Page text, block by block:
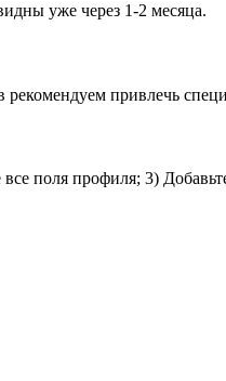
уже через 1-2 месяца.
привлечь
поля профиля; 3)